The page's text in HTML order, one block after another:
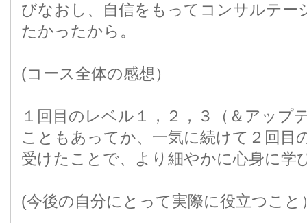
びなおし、自信をもってコンサルテー
たかったから。
(コース全体の感想）
１回目のレベル１，２，３（＆アップ
こともあってか、一気に続けて２回目
受けたことで、より細やかに心身に学
(今後の自分にとって実際に役立つこと